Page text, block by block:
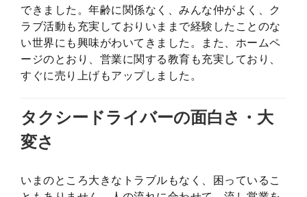
できました。年齢に関係なく、みんな仲がよく、ク
ラブ活動も充実しておりいままで経験したことのな
い世界にも興味がわいてきました。また、ホームペ
ージのとおり、営業に関する教育も充実しており、
すぐに売り上げもアップしました。
タクシードライバーの面白さ・大
変さ
いまのところ大きなトラブルもなく、困っているこ